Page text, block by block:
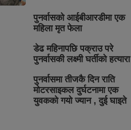
पुनर्वासको आईबीआरडीमा एक
महिला मृत फेला
डेढ महिनापछि पक्राउ परे
पुनर्वासकी लक्ष्मी घर्तीको हत्यारा
पुनर्वासमा तीजकै दिन राति
मोटरसाइकल दुर्घटनामा एक
युवकको गयो ज्यान , दुई घाइते